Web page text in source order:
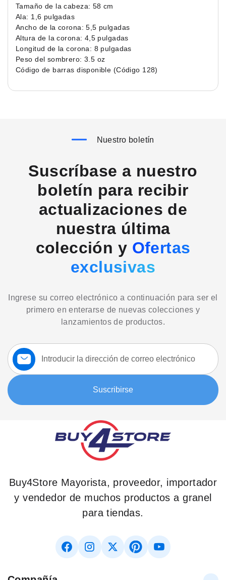
Tamaño de la cabeza: 58 cm
Ala: 1,6 pulgadas
Ancho de la corona: 5,5 pulgadas
Altura de la corona: 4,5 pulgadas
Longitud de la corona: 8 pulgadas
Peso del sombrero: 3.5 oz
Código de barras disponible (Código 128)
Nuestro boletín
Suscríbase a nuestro
boletín para recibir
actualizaciones de
nuestra última
colección y Ofertas
exclusivas
Ingrese su correo electrónico a continuación para ser el
primero en enterarse de nuevas colecciones y
lanzamientos de productos.
Suscríbase
a
nuestro
boletín:
Suscribirse
Buy4Store Mayorista, proveedor, importador
y vendedor de muchos productos a granel
para tiendas.